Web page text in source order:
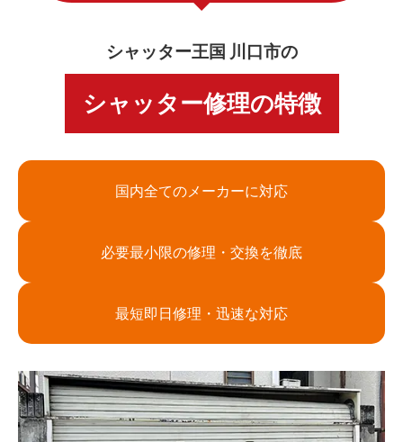
シャッター王国 川口市の
シャッター修理の特徴
国内全てのメーカーに対応
必要最小限の修理・交換を徹底
最短即日修理・迅速な対応